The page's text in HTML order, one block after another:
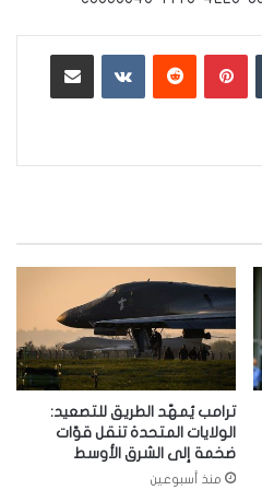
بينتيريست ‏VKontakte
ترامب يُمهّد الطريق للتصعيد:
الولايات المتحدة تنقل قوّات
ضخمة إلى الشرق الأوسط
منذ أسبوعين